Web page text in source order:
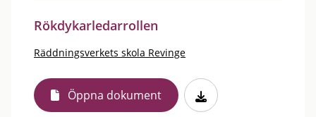
Rökdykarledarrollen
Räddningsverkets skola Revinge
Öppna dokument